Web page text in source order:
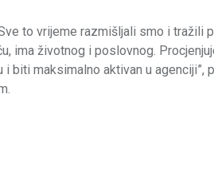
to vrijeme razmišljali smo i tražili
ima životnog i poslovnog.
maksimalno aktivan u agenciji”,